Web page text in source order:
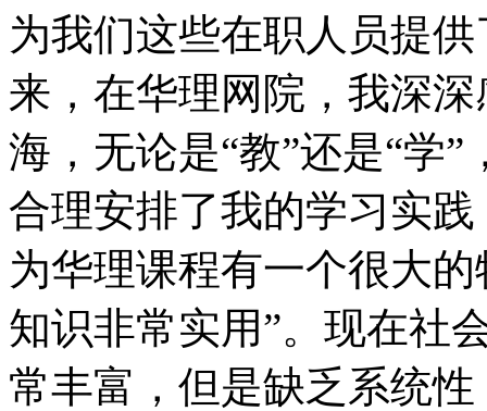
为我们这些在职人员提
来，在华理网院，我深
海，无论是“教”还是“学
合理安排了我的学习实
为华理课程有一个很大
知识非常实用”。现在社
常丰富，但是缺乏系统